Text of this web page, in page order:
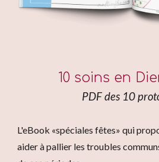
10 soins en
PDF des 10
L'eBook «spéciales fêtes» qui
aider à pallier les troubles